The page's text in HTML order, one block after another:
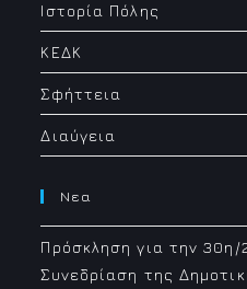
Ιστορία Πόλης
ΚΕΔΚ
Σφήττεια
Διαύγεια
Νεα
Πρόσκληση για την 30η/
Συνεδρίαση της